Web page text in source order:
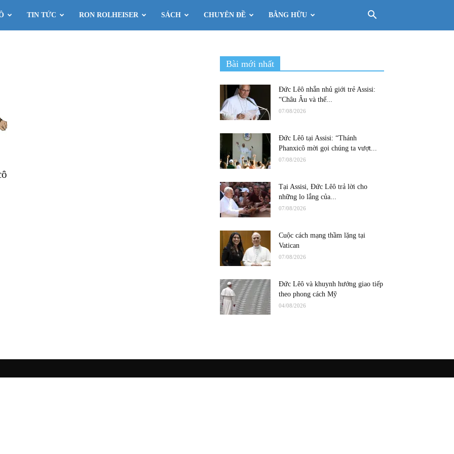
TIN TỨC RON ROLHEISER SÁCH CHUYÊN ĐỀ BẰNG HỮU
Bài mới nhất
Đức Lêô nhắn nhủ giới trẻ Assisi:
“Châu Âu và thế...
07/08/2026
Đức Lêô tại Assisi: “Thánh
Phanxicô mời gọi chúng ta vượt...
07/08/2026
Tại Assisi, Đức Lêô trả lời cho
những lo lắng của...
07/08/2026
Cuộc cách mạng thầm lặng tại
Vatican
07/08/2026
Đức Lêô và khuynh hướng giao tiếp
theo phong cách Mỹ
04/08/2026